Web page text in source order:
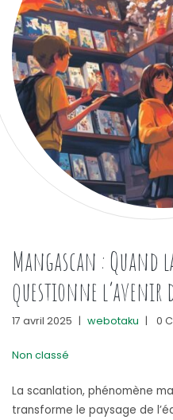
Mangascan : Quand
questionne l’avenir
17 avril 2025 | webotaku | 0
Non classé
La scanlation, phénomène
transforme le paysage de